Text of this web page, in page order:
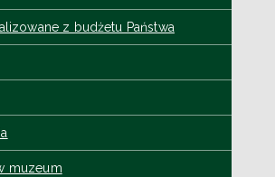
z budżetu Państwa
muzeum